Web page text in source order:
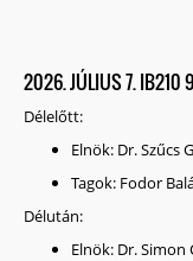
2026. JÚLIUS 7. IB210
Délelőtt:
Elnök: Dr. Szűcs
Tagok: Fodor
Délután:
Elnök: Dr. Simon